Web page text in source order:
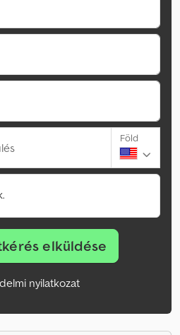
Föld
elküldése
nyilatkozat